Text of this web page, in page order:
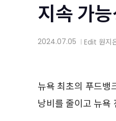
지속 가
2024.07.05 Edit 원지
뉴욕 최초의 푸드뱅
낭비를 줄이고 뉴욕